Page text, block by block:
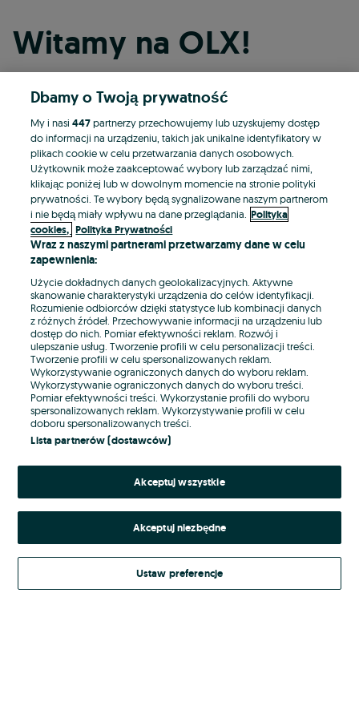
Witamy na OLX!
Kontynuuj przez Facebooka
Kontynuuj przez konto Apple
Kontynuuj przez konto Google
LUB
E-mail
Hasło
Nie pamiętasz hasła?
Zaloguj się
Kontynuując za pośrednictwem jednego z dostawców wskazanych powyżej,
Regulamin serwisuOLX.pl w jego aktualnym brzmieniu.
Dbamy o Twoją prywatność
My i nasi447partnerzy przechowujemy lub uzyskujemy dostęp
do informacji na urządzeniu, takich jak unikalne identyfikatory w
plikach cookie w celu przetwarzania danych osobowych.
Użytkownik może zaakceptować wybory lub zarządzać nimi,
klikając poniżej lub w dowolnym momencie na stronie polityki
prywatności. Te wybory będą sygnalizowane naszym partnerom
i nie będą miały wpływu na dane przeglądania. Polityka
cookies, Polityka Prywatności
Wraz z naszymi partnerami przetwarzamy dane w celu
zapewnienia:
Użycie dokładnych danych geolokalizacyjnych. Aktywne
skanowanie charakterystyki urządzenia do celów identyfikacji.
Rozumienie odbiorców dzięki statystyce lub kombinacji danych
z różnych źródeł. Przechowywanie informacji na urządzeniu lub
dostęp do nich. Pomiar efektywności reklam. Rozwój i
ulepszanie usług. Tworzenie profili w celu personalizacji treści.
Tworzenie profili w celu spersonalizowanych reklam.
Wykorzystywanie ograniczonych danych do wyboru reklam.
Wykorzystywanie ograniczonych danych do wyboru treści.
Pomiar efektywności treści. Wykorzystanie profili do wyboru
spersonalizowanych reklam. Wykorzystywanie profili w celu
doboru spersonalizowanych treści.
Lista partnerów (dostawców)
Akceptuj wszystkie
Akceptuj niezbędne
Ustaw preferencje